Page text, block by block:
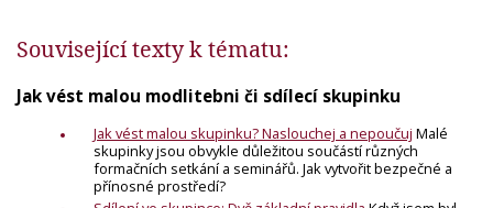
Související texty k tématu:
Jak vést malou modlitebni či sdílecí skupinku
Jak vést malou skupinku? Naslouchej a nepoučuj Malé
skupinky jsou obvykle důležitou součástí různých
formačních setkání a seminářů. Jak vytvořit bezpečné a
přínosné prostředí?